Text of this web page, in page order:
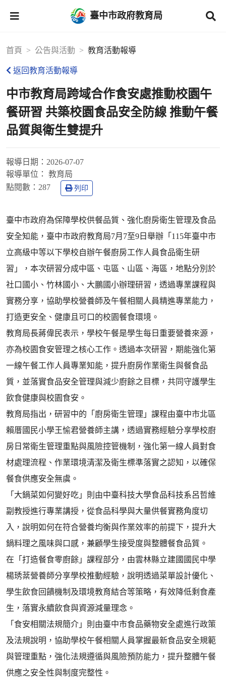
臺中市政府教育局
首頁 公告與活動 教育活動報導
返回教育活動報導
中市教育局跨域合作食安處推動校園午
餐研習 共築校園食品安全防線 推動午餐
品質與衛生雙提升
報導日期： 2026-07-07
報導單位：
教育局
點閱數： 287 列印
臺中市政府為保障學校供餐品質、強化廚房衛生管理及食品
安全知能，臺中市政府教育局7月7至9日舉辦「115年臺中市
立高級中等以下學校自辦午餐廚房工作人員食品衛生研
習」，本次研習分成中區、屯區、山區、海區，地點分別於
社口國小、竹林國小、大鵬國小辦理研習，透過專業課程與
實務分享，協助學校營養師及午餐相關人員精進專業能力，
打造更安全、健康且可口的校園餐食環境。
教育局長蔣偉民表示，學校午餐是學生每日重要營養來源，
亦為校園食安管理之核心工作。透過本次研習，期能強化第
一線午餐工作人員專業知能，提升廚房作業衛生與餐食品
質，並落實食品安全管理與減少廚餘之目標，共同守護學生
飲食健康與校園食安。
教育局指出，研習中的「廚房衛生管理」課程由臺中市北區
賴厝國民小學王愉君營養師主講，透過實務經驗分享學校廚
房日常衛生管理重點與風險控管機制，強化第一線人員對食
材處理流程、作業環境清潔及衛生標準落實之認知，以確保
餐食供應安全無虞。
「大鍋菜如何變好吃」則由中臺科技大學食品科技系呂哲維
副教授進行專業講授，從食品科學與大量供餐實務角度切
入，說明如何在符合營養均衡與作業效率的前提下，提升大
鍋料理之風味與口感，兼顧學生接受度與整體餐食品質。
在「打造餐食零廚餘」課程部分，由雲林縣立建國國民中學
楊琇棻營養師分享學校推動經驗，說明透過菜單設計優化、
學生飲食回饋機制及環境教育結合等策略，有效降低剩食產
生，落實永續飲食與資源減量理念。
「食安相關法規簡介」則由臺中市食品藥物安全處進行政策
及法規說明，協助學校午餐相關人員掌握最新食品安全規範
與管理重點，強化法規遵循與風險預防能力，提升整體午餐
供應之安全性與制度完整性。